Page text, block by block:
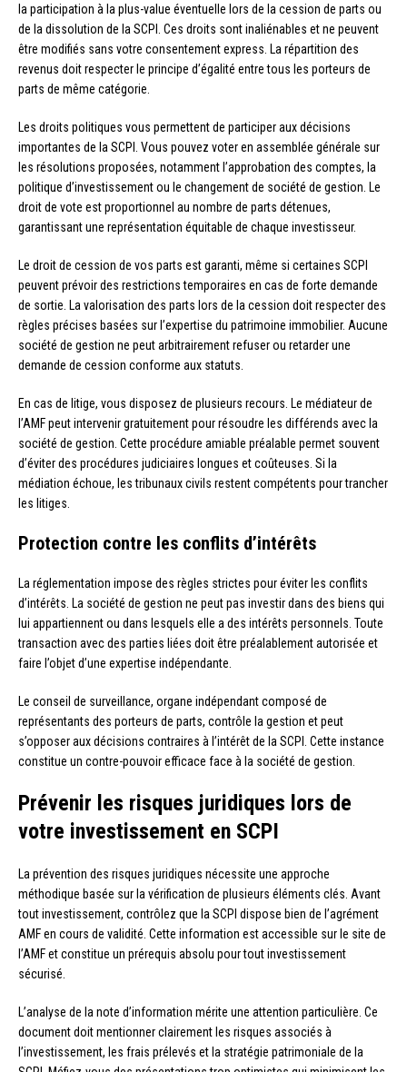
la participation à la plus-value éventuelle lors de la cession de parts ou
de la dissolution de la SCPI. Ces droits sont inaliénables et ne peuvent
être modifiés sans votre consentement express. La répartition des
revenus doit respecter le principe d’égalité entre tous les porteurs de
parts de même catégorie.
Les droits politiques vous permettent de participer aux décisions
importantes de la SCPI. Vous pouvez voter en assemblée générale sur
les résolutions proposées, notamment l’approbation des comptes, la
politique d’investissement ou le changement de société de gestion. Le
droit de vote est proportionnel au nombre de parts détenues,
garantissant une représentation équitable de chaque investisseur.
Le droit de cession de vos parts est garanti, même si certaines SCPI
peuvent prévoir des restrictions temporaires en cas de forte demande
de sortie. La valorisation des parts lors de la cession doit respecter des
règles précises basées sur l’expertise du patrimoine immobilier. Aucune
société de gestion ne peut arbitrairement refuser ou retarder une
demande de cession conforme aux statuts.
En cas de litige, vous disposez de plusieurs recours. Le médiateur de
l’AMF peut intervenir gratuitement pour résoudre les différends avec la
société de gestion. Cette procédure amiable préalable permet souvent
d’éviter des procédures judiciaires longues et coûteuses. Si la
médiation échoue, les tribunaux civils restent compétents pour trancher
les litiges.
Protection contre les conflits d’intérêts
La réglementation impose des règles strictes pour éviter les conflits
d’intérêts. La société de gestion ne peut pas investir dans des biens qui
lui appartiennent ou dans lesquels elle a des intérêts personnels. Toute
transaction avec des parties liées doit être préalablement autorisée et
faire l’objet d’une expertise indépendante.
Le conseil de surveillance, organe indépendant composé de
représentants des porteurs de parts, contrôle la gestion et peut
s’opposer aux décisions contraires à l’intérêt de la SCPI. Cette instance
constitue un contre-pouvoir efficace face à la société de gestion.
Prévenir les risques juridiques lors de
votre investissement en SCPI
La prévention des risques juridiques nécessite une approche
méthodique basée sur la vérification de plusieurs éléments clés. Avant
tout investissement, contrôlez que la SCPI dispose bien de l’agrément
AMF en cours de validité. Cette information est accessible sur le site de
l’AMF et constitue un prérequis absolu pour tout investissement
sécurisé.
L’analyse de la note d’information mérite une attention particulière. Ce
document doit mentionner clairement les risques associés à
l’investissement, les frais prélevés et la stratégie patrimoniale de la